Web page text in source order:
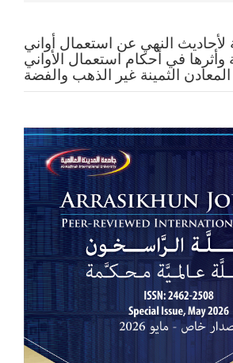
لأحاديث النهي عن استعمال أواني
وأثرها في أحكام استعمال الأواني
الثمينة غير الذهب والفضة
الشريط
الجانبي
للمقالة